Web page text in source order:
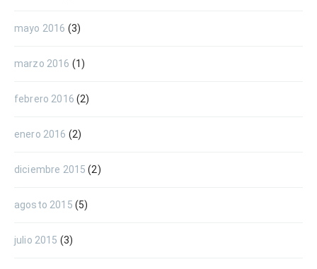
mayo 2016 (3)
marzo 2016 (1)
febrero 2016 (2)
enero 2016 (2)
diciembre 2015 (2)
agosto 2015 (5)
julio 2015 (3)